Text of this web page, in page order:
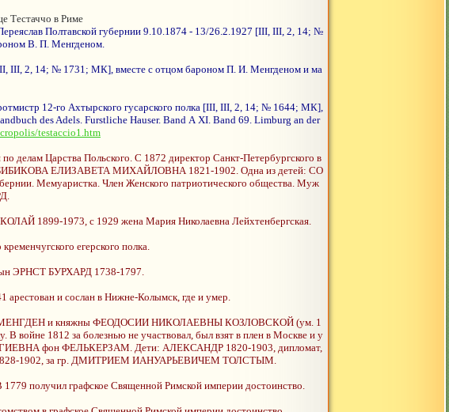
Тестаччо в Риме
Полтавской губернии 9.10.1874 - 13/26.2.1927 [III, III, 2, 14; №
В. П. Менгденом.
III, 2, 14; № 1731; МК], вместе с отцом бароном П. И. Менгденом и ма
12-го Ахтырского гусарского полка [III, III, 2, 14; № 1644; МК],
des Adels. Furstliche Hauser. Band А XI. Band 69. Limburg an der
testaccio1.htm
Царства Польского. С 1872 директор Санкт-Петербургского в
БИБИКОВА ЕЛИЗАВЕТА МИХАЙЛОВНА 1821-1902. Одна из детей: СО
Мемуаристка. Член Женского патриотического общества. Муж
1899-1973, с 1929 жена Мария Николаевна Лейхтенбергская.
егерского полка.
ЭРНСТ БУРХАРД 1738-1797.
и сослан в Нижне-Колымск, где и умер.
и княжны ФЕОДОСИИ НИКОЛАЕВНЫ КОЗЛОВСКОЙ (ум. 1
войне 1812 за болезнью не участвовал, был взят в плен в Москве и у
фон ФЕЛЬКЕРЗАМ. Дети: АЛЕКСАНДР 1820-1903, дипломат,
1828-1902, за гр. ДМИТРИЕМ ИАНУАРЬЕВИЧЕМ ТОЛСТЫМ.
получил графское Священной Римской империи достоинство.